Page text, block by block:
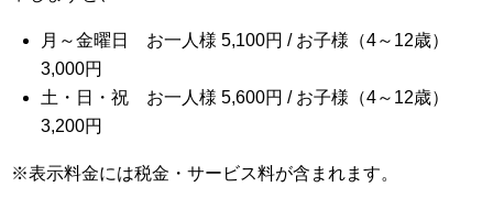
月～金曜日 お一人様 5,100円 / お子様（4～12歳）
3,000円
土・日・祝 お一人様 5,600円 / お子様（4～12歳）
3,200円
※表示料金には税金・サービス料が含まれます。